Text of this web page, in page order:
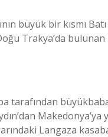
büyük bir kısmı
Trakya’da
tarafından
Langaza